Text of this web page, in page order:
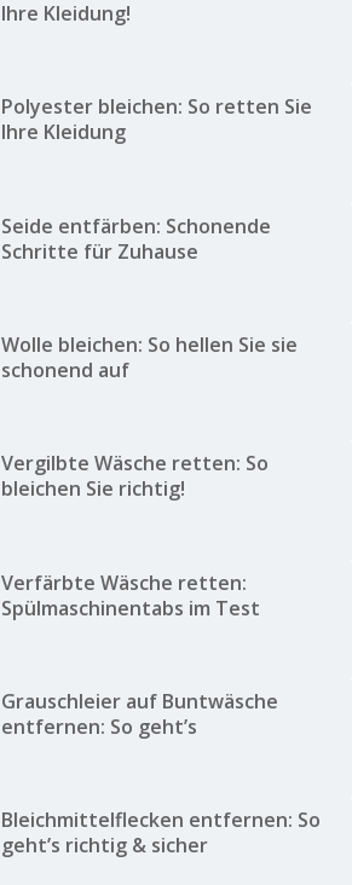
Ihre Kleidung!
Polyester bleichen: So retten Sie
Ihre Kleidung
Seide entfärben: Schonende
Schritte für Zuhause
Wolle bleichen: So hellen Sie sie
schonend auf
Vergilbte Wäsche retten: So
bleichen Sie richtig!
Verfärbte Wäsche retten:
Spülmaschinentabs im Test
Grauschleier auf Buntwäsche
entfernen: So geht’s
Bleichmittelflecken entfernen: So
geht’s richtig & sicher